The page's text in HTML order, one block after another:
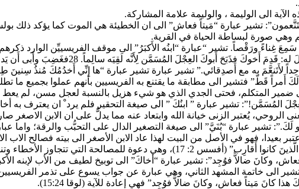
وهي صورة لبساطة الحياة في القرية.
به مع أَصدِقائي.” تشير عبارة تشير عبارة “ها إِنِّي أَخدُمُكَ مُنذُ سِنينَ
الروحي، يُعتبر الزنى خيانة الله وابتعاد عنه مما يدلُّ على ان الابن الاصغر
لَكَ.”: تشير عبارة “بُنَيَّ” الى صيغة التصغير الدال على التحبُّب والرقة؛ واما
بعيدا، فهو في الأصل من البيت لهذا عاد الابن الأصغر الى بيته فصالح الاب
التي تتجاوز الأخطاء وتنفتح على الحب والغفران.
وكانَ ضالاًّ فوُجِد”: تشير عبارة “أَخاكَ” الى توبيخ لطيف من الأب لإبنه
الى خاتمة المشهد الثاني، وهي عبارة عن جواب يسوع على تذمر
كانَ مَيتاً فعاش، وكانَ ضالاًّ فوُجِد” فهي إعادة للآية (لوقا 15:24).